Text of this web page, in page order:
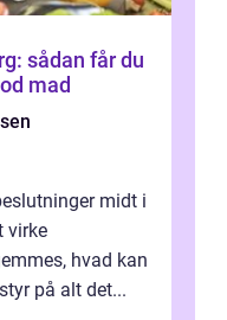
sådan får du
mad
midt i
virke
hvad kan
på alt det...